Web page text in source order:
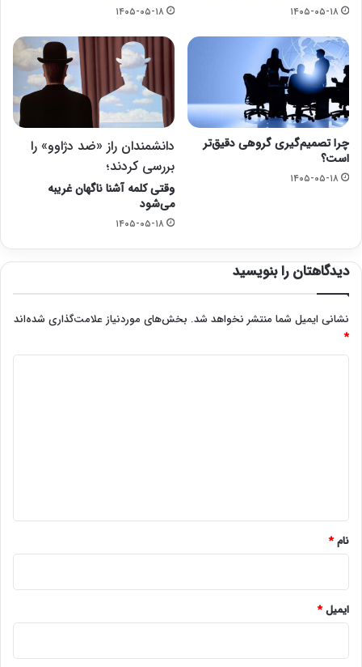
۱۴۰۵-۰۵-۱۸ ۱۴۰۵-۰۵-۱۸
چرا تصمیم‌گیری گروهی دقیق‌تر
است؟
۱۴۰۵-۰۵-۱۸
دانشمندان راز «ضد دژاوو» را
بررسی کردند؛
وقتی کلمه آشنا ناگهان غریبه
می‌شود
۱۴۰۵-۰۵-۱۸
دیدگاهتان را بنویسید
نشانی ایمیل شما منتشر نخواهد شد. بخش‌های موردنیاز علامت‌گذاری شده‌اند
*
نام*
ایمیل*